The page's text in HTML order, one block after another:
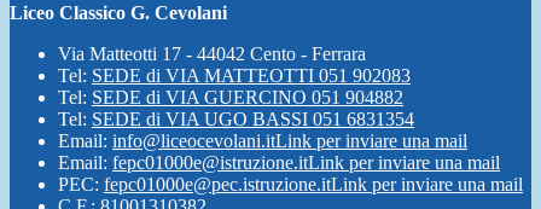
Liceo Classico G. Cevolani
Via Matteotti 17 - 44042 Cento - Ferrara
Tel: SEDE di VIA MATTEOTTI 051 902083
Tel: SEDE di VIA GUERCINO 051 904882
Tel: SEDE di VIA UGO BASSI 051 6831354
Email: info@liceocevolani.itLink per inviare una mail
Email: fepc01000e@istruzione.itLink per inviare una mail
PEC: fepc01000e@pec.istruzione.itLink per inviare una mail